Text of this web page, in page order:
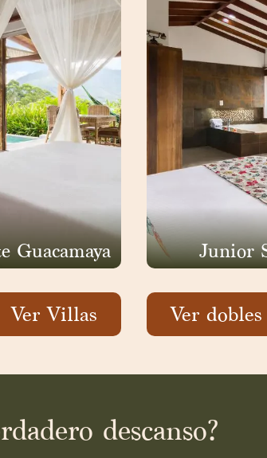
Guacamaya
Ver Villas
Junior
Ver dobles
descanso?